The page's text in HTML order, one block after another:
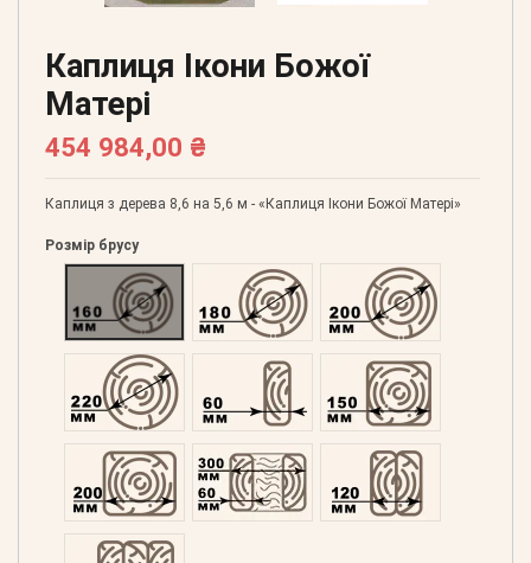
Каплиця Ікони Божої
Матері
454 984,00 ₴
Каплиця з дерева 8,6 на 5,6 м - «Каплиця Ікони Божої Матері»
Розмір брусу
Оциліндрований 160Оциліндрований 180Оциліндрований 200
Оциліндрований 220Профільований 60 Профільований 150
Профільований 200Подвійний 300 Клеєний 120
Клеєний 180